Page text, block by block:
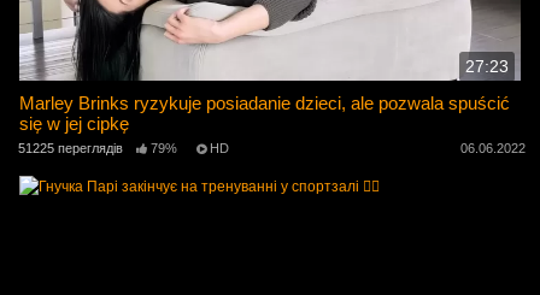
27:23
Marley Brinks ryzykuje posiadanie dzieci, ale pozwala spuścić
się w jej cipkę
51225 переглядів 79% HD 06.06.2022